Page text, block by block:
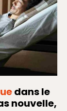
dans le
nouvelle,